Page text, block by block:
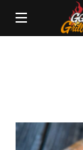
GG-
|
BBQ